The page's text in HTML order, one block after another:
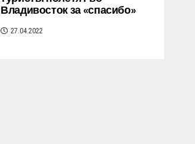
Владивосток за «спасибо»
27.04.2022